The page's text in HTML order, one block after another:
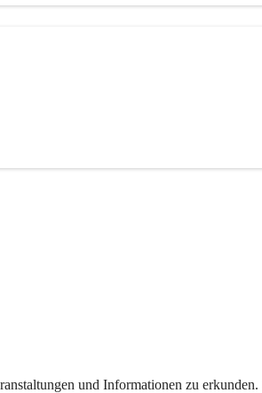
und Informationen zu